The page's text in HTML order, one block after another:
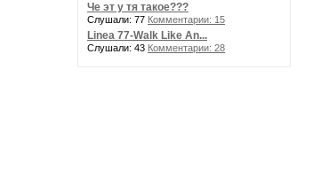
Че эт у тя такое???
Слушали: 77 Комментарии: 15
Linea 77-Walk Like An...
Слушали: 43 Комментарии: 28